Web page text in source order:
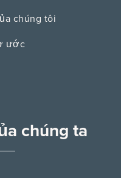
chúng tôi
ước
chúng ta